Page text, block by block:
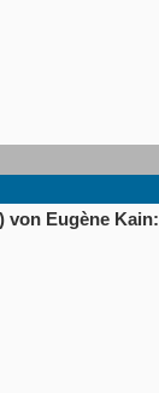
von Eugène Kain: